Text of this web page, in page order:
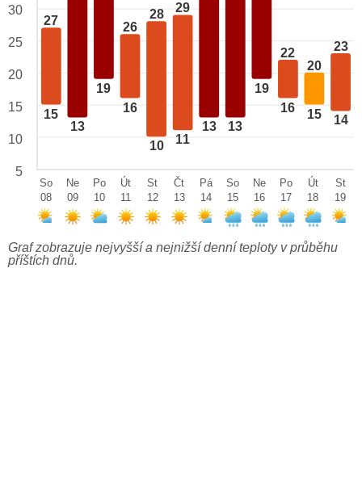
27
15
13
19
26
16
28
10
29
11
13 13
19
22
16
20
15
23
14
30
25
20
15
10
5
So
08
Ne
09
Po
10
Út
11
St
12
Čt
13
Pá
14
So
15
Ne
16
Po
17
Út
18
St
19
Graf zobrazuje nejvyšší a nejnižší denní teploty v průběhu
příštích dnů.